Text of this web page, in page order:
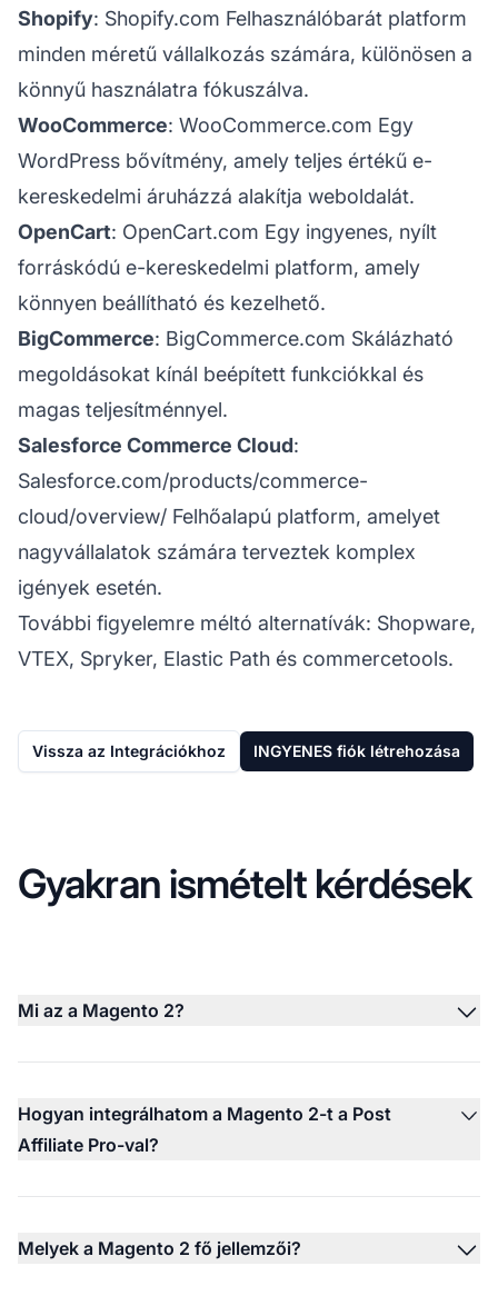
Shopify: Shopify.com Felhasználóbarát platform
minden méretű vállalkozás számára, különösen a
könnyű használatra fókuszálva.
WooCommerce: WooCommerce.com Egy
WordPress bővítmény, amely teljes értékű e-
kereskedelmi áruházzá alakítja weboldalát.
OpenCart: OpenCart.com Egy ingyenes, nyílt
forráskódú e-kereskedelmi platform, amely
könnyen beállítható és kezelhető.
BigCommerce: BigCommerce.com Skálázható
megoldásokat kínál beépített funkciókkal és
magas teljesítménnyel.
Salesforce Commerce Cloud:
Salesforce.com/products/commerce-
cloud/overview/ Felhőalapú platform, amelyet
nagyvállalatok számára terveztek komplex
igények esetén.
További figyelemre méltó alternatívák: Shopware,
VTEX, Spryker, Elastic Path és commercetools.
Vissza az Integrációkhoz INGYENES fiók létrehozása
Gyakran ismételt kérdések
Mi az a Magento 2?
Hogyan integrálhatom a Magento 2-t a Post
Affiliate Pro-val?
Melyek a Magento 2 fő jellemzői?